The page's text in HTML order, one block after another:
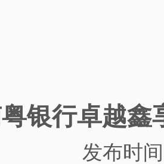
银行卓越鑫
发布时